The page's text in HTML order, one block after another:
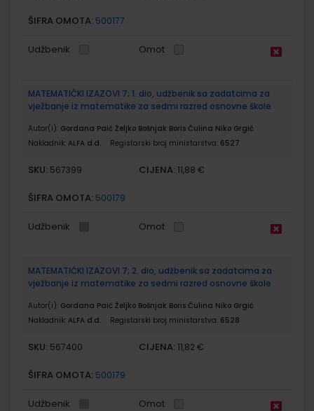
ŠIFRA OMOTA: 500177
Udžbenik Omot
MATEMATIČKI IZAZOVI 7; 1. dio, udžbenik sa zadatcima za
vježbanje iz matematike za sedmi razred osnovne škole
Autor(i): Gordana Paić Željko Bošnjak Boris Čulina Niko Grgić
Nakladnik: ALFA d.d. Registarski broj ministarstva: 6527
SKU: 567399 CIJENA: 11,88 €
ŠIFRA OMOTA: 500179
Udžbenik Omot
MATEMATIČKI IZAZOVI 7; 2. dio, udžbenik sa zadatcima za
vježbanje iz matematike za sedmi razred osnovne škole
Autor(i): Gordana Paić Željko Bošnjak Boris Čulina Niko Grgić
Nakladnik: ALFA d.d. Registarski broj ministarstva: 6528
SKU: 567400 CIJENA: 11,82 €
ŠIFRA OMOTA: 500179
Udžbenik Omot